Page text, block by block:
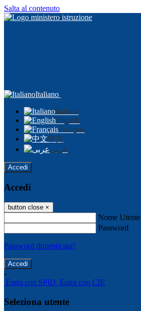
Salta al contenuto
Italiano
Italiano
English
Français
中文
عربى
Accedi
Accedi
button close ×
Nome Utente
Password
Password dimenticata?
-
Entra con SPID Entra con CIE
Seleziona utente